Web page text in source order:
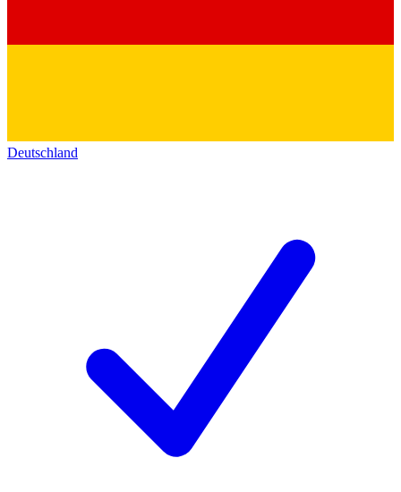
Deutschland